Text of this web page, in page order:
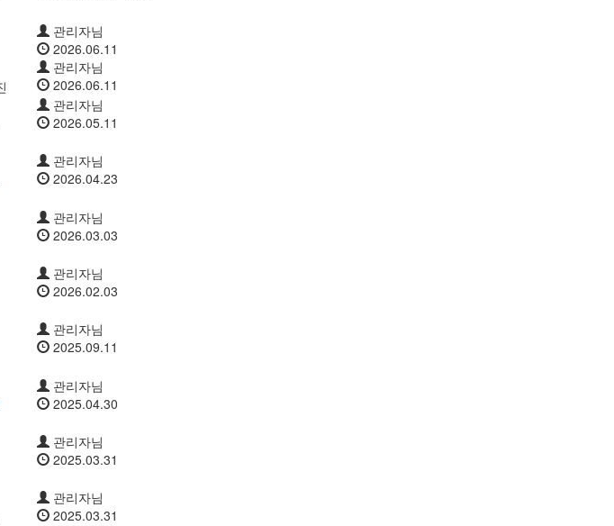
관리자님
2026.06.11
관리자님
2026.06.11
관리자님
2026.05.11
관리자님
2026.04.23
관리자님
2026.03.03
관리자님
2026.02.03
관리자님
2025.09.11
관리자님
2025.04.30
관리자님
2025.03.31
관리자님
2025.03.31